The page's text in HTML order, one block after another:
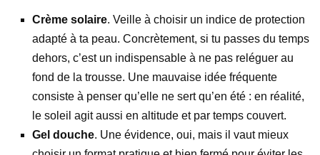
Crème solaire. Veille à choisir un indice de protection
adapté à ta peau. Concrètement, si tu passes du temps
dehors, c’est un indispensable à ne pas reléguer au
fond de la trousse. Une mauvaise idée fréquente
consiste à penser qu’elle ne sert qu’en été : en réalité,
le soleil agit aussi en altitude et par temps couvert.
Gel douche. Une évidence, oui, mais il vaut mieux